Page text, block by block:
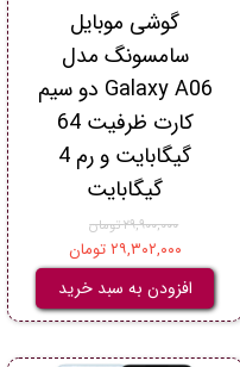
گوشی موبایل
سامسونگ مدل
Galaxy A06 دو سیم
کارت ظرفیت 64
گیگابایت و رم 4
گیگابایت
۲۹,۹۰۰,۰۰۰ تومان
۲۹,۳۰۲,۰۰۰ تومان
افزودن به سبد خرید